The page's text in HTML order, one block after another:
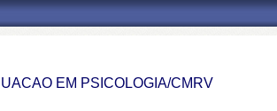
EM PSICOLOGIA/CMRV